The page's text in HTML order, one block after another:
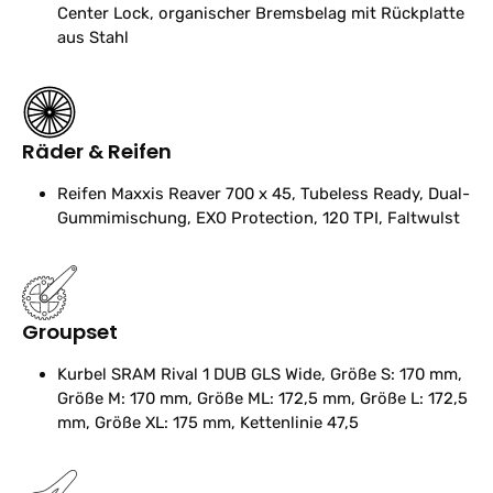
Center Lock, organischer Bremsbelag mit Rückplatte
aus Stahl
Räder & Reifen
Reifen Maxxis Reaver 700 x 45, Tubeless Ready, Dual-
Gummimischung, EXO Protection, 120 TPI, Faltwulst
Groupset
Kurbel SRAM Rival 1 DUB GLS Wide, Größe S: 170 mm,
Größe M: 170 mm, Größe ML: 172,5 mm, Größe L: 172,5
mm, Größe XL: 175 mm, Kettenlinie 47,5